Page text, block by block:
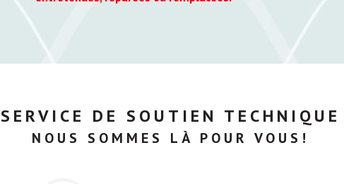
SERVICE DE SOUTIEN TECHNIQUE
NOUS SOMMES LÀ POUR VOUS!